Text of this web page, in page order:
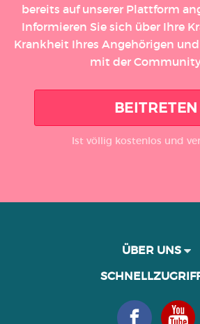
bereits auf unserer Plattform
Informieren Sie sich über Ihre
Krankheit Ihres Angehörigen
mit der
BEITRETEN
Ist völlig kostenlos und
ÜBER UNS